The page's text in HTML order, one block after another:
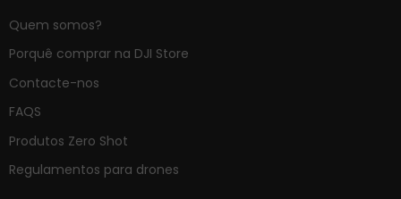
Quem somos?
Porquê comprar na DJI Store
Contacte-nos
FAQS
Produtos Zero Shot
Regulamentos para drones